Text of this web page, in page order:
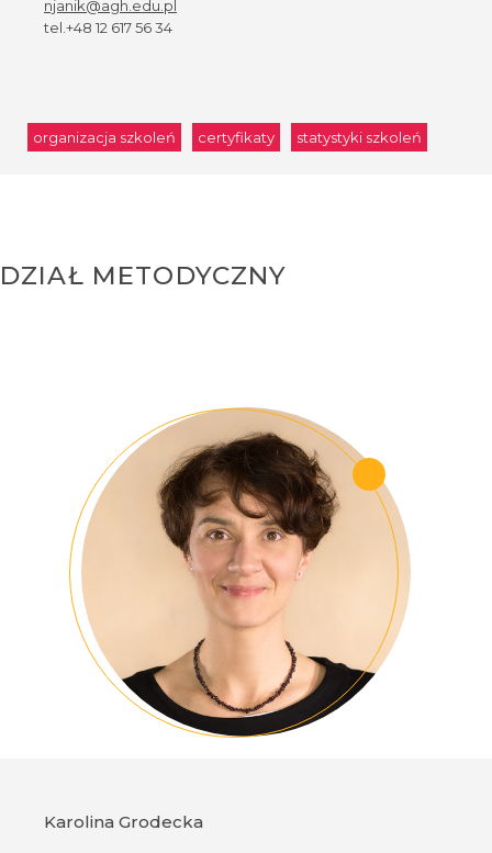
organizacja szkoleń certyfikaty statystyki szkoleń
njanik@agh.edu.pl
tel.+48 12 617 56 34
DZIAŁ METODYCZNY
Karolina Grodecka